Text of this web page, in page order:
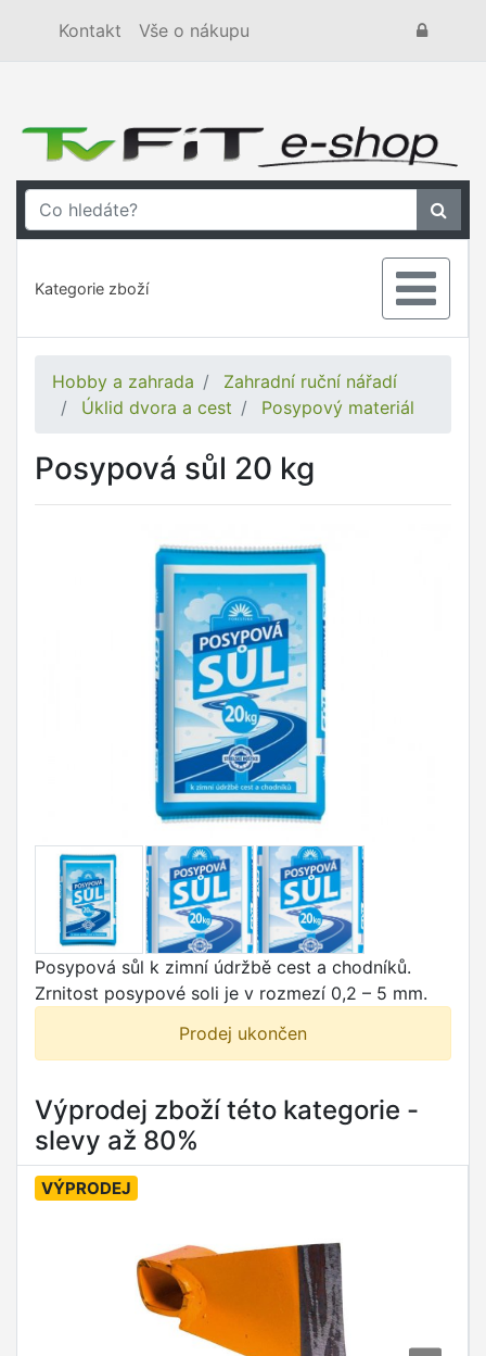
Kontakt Vše o nákupu
Kategorie zboží
Hobby a zahrada
Zahradní ruční nářadí
Úklid dvora a cest
Posypový materiál
Posypová sůl 20 kg
Posypová sůl k zimní údržbě cest a chodníků.
Zrnitost posypové soli je v rozmezí 0,2 – 5 mm.
Prodej ukončen
Výprodej zboží této kategorie -
slevy až 80%
VÝPRODEJ